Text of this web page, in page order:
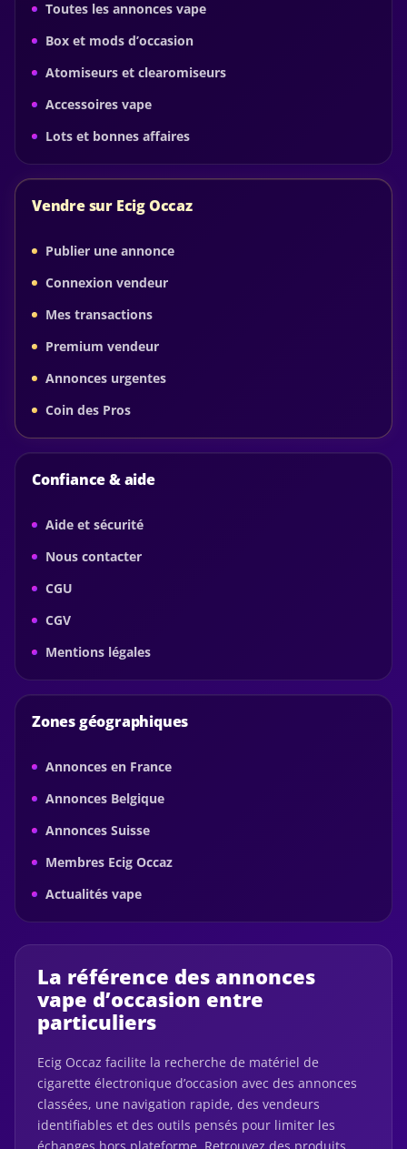
Toutes les annonces vape
Box et mods d’occasion
Atomiseurs et clearomiseurs
Accessoires vape
Lots et bonnes affaires
Vendre sur Ecig Occaz
Publier une annonce
Connexion vendeur
Mes transactions
Premium vendeur
Annonces urgentes
Coin des Pros
Confiance & aide
Aide et sécurité
Nous contacter
CGU
CGV
Mentions légales
Zones géographiques
Annonces en France
Annonces Belgique
Annonces Suisse
Membres Ecig Occaz
Actualités vape
La référence des annonces
vape d’occasion entre
particuliers
Ecig Occaz facilite la recherche de matériel de
cigarette électronique d’occasion avec des annonces
classées, une navigation rapide, des vendeurs
identifiables et des outils pensés pour limiter les